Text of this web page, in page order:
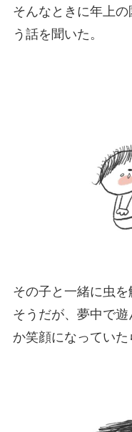
そんなときに年上
う話を聞いた。
その子と一緒に虫
そうだが、夢中で
か笑顔になっていた